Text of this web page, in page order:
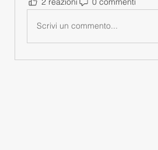
Scrivi un commento...